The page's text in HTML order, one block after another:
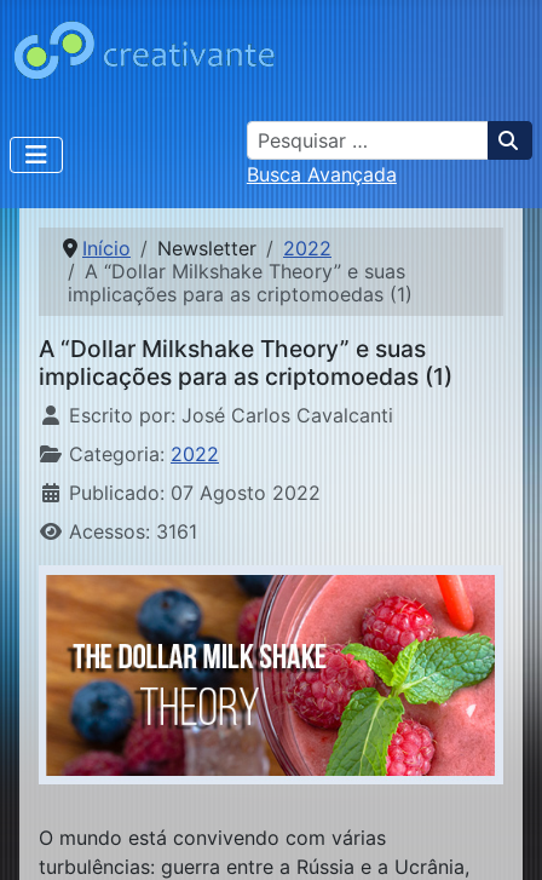
Busca
Busca Avançada
Início Newsletter
2022
A “Dollar Milkshake Theory” e suas
implicações para as criptomoedas (1)
A “Dollar Milkshake Theory” e suas
implicações para as criptomoedas (1)
Detalhes
Escrito por: José Carlos Cavalcanti
Categoria: 2022
Publicado: 07 Agosto 2022
Acessos: 3161
O mundo está convivendo com várias
turbulências: guerra entre a Rússia e a Ucrânia,